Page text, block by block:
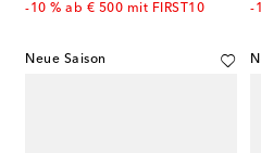
-10 % ab € 500 mit FIRST10
-
Neue Saison